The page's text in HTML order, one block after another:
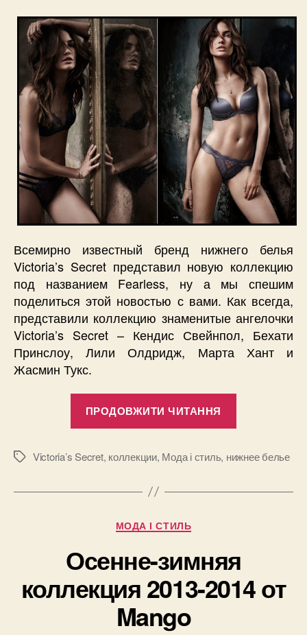
Всемирно известный бренд нижнего белья
Victoria’s Secret представил новую коллекцию
под названием Fearless, ну а мы спешим
поделиться этой новостью с вами. Как всегда,
представили коллекцию знаменитые ангелочки
Victoria’s Secret – Кендис Свейнпол, Бехати
Принслоу, Лили Олдридж, Марта Хант и
Жасмин Тукс.
ПРОДОВЖИТИ ЧИТАННЯ
белья
Victoria’s
Позначки
Victoria’s Secret, коллекции, Мода і стиль, нижнее белье
Категорії
МОДА І СТИЛЬ
Осенне-зимняя
коллекция 2013-2014 от
Mango